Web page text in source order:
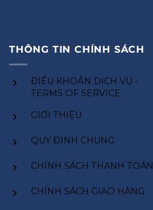
THÔNG TIN CHÍNH SÁCH
ĐIỀU KHOẢN DỊCH VỤ -
TERMS OF SERVICE
GIỚI THIỆU
QUY ĐỊNH CHUNG
CHÍNH SÁCH THANH TOÁN
CHÍNH SÁCH GIAO HÀNG